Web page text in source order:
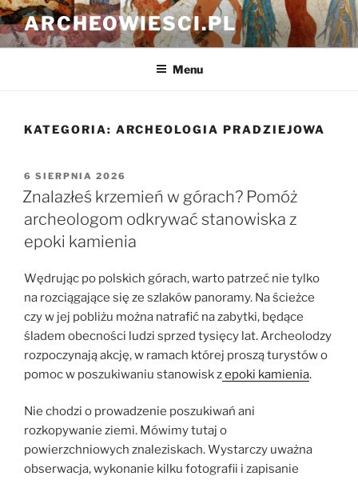
Przejdź
do
treści
ARCHEOWIESCI.PL
Menu
KATEGORIA: ARCHEOLOGIA PRADZIEJOWA
OPUBLIKOWANE
W
6 SIERPNIA 2026
Znalazłeś krzemień w górach? Pomóż
archeologom odkrywać stanowiska z
epoki kamienia
Wędrując po polskich górach, warto patrzeć nie tylko
na rozciągające się ze szlaków panoramy. Na ścieżce
czy w jej pobliżu można natrafić na zabytki, będące
śladem obecności ludzi sprzed tysięcy lat. Archeolodzy
rozpoczynają akcję, w ramach której proszą turystów o
pomoc w poszukiwaniu stanowisk zepoki kamienia.
Nie chodzi o prowadzenie poszukiwań ani
rozkopywanie ziemi. Mówimy tutaj o
powierzchniowych znaleziskach. Wystarczy uważna
obserwacja, wykonanie kilku fotografii i zapisanie